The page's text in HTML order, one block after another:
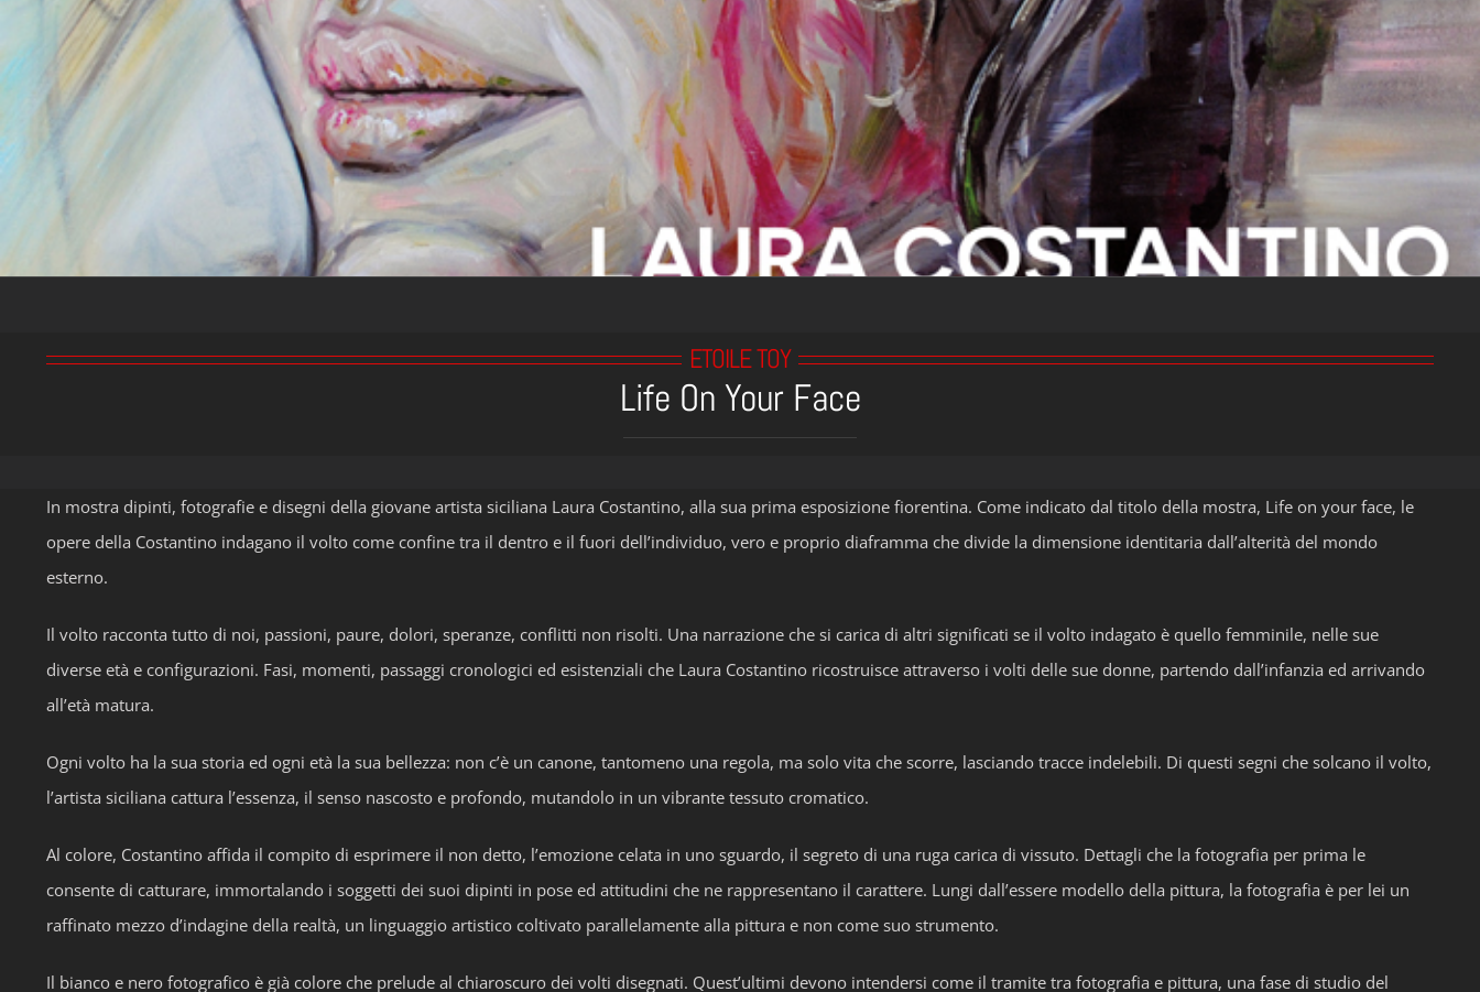
ETOILE TOY
Life On Your Face
In mostra dipinti, fotografie e disegni della giovane artista siciliana Laura Costantino, alla sua prima esposizione fiorentina. Come indicato dal titolo della mostra, Life on your face, le
opere della Costantino indagano il volto come confine tra il dentro e il fuori dell’individuo, vero e proprio diaframma che divide la dimensione identitaria dall’alterità del mondo
esterno.
Il volto racconta tutto di noi, passioni, paure, dolori, speranze, conflitti non risolti. Una narrazione che si carica di altri significati se il volto indagato è quello femminile, nelle sue
diverse età e configurazioni. Fasi, momenti, passaggi cronologici ed esistenziali che Laura Costantino ricostruisce attraverso i volti delle sue donne, partendo dall’infanzia ed arrivando
all’età matura.
Ogni volto ha la sua storia ed ogni età la sua bellezza: non c’è un canone, tantomeno una regola, ma solo vita che scorre, lasciando tracce indelebili. Di questi segni che solcano il volto,
l’artista siciliana cattura l’essenza, il senso nascosto e profondo, mutandolo in un vibrante tessuto cromatico.
Al colore, Costantino affida il compito di esprimere il non detto, l’emozione celata in uno sguardo, il segreto di una ruga carica di vissuto. Dettagli che la fotografia per prima le
consente di catturare, immortalando i soggetti dei suoi dipinti in pose ed attitudini che ne rappresentano il carattere. Lungi dall’essere modello della pittura, la fotografia è per lei un
raffinato mezzo d’indagine della realtà, un linguaggio artistico coltivato parallelamente alla pittura e non come suo strumento.
Il bianco e nero fotografico è già colore che prelude al chiaroscuro dei volti disegnati. Quest’ultimi devono intendersi come il tramite tra fotografia e pittura, una fase di studio del